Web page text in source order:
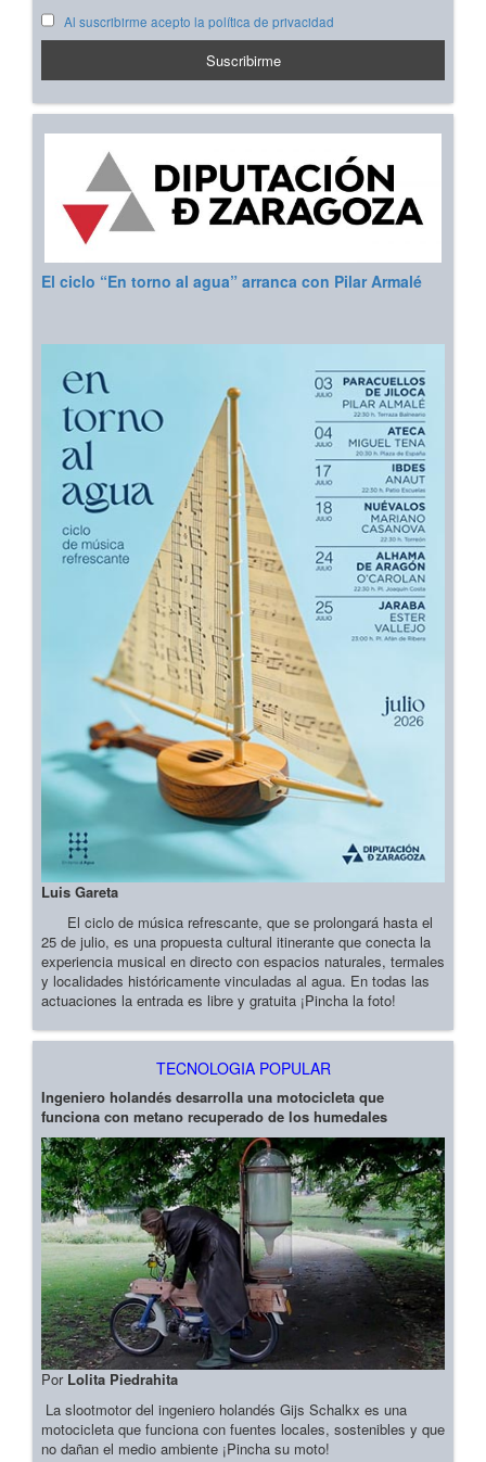
Al suscribirme acepto la política de privacidad
El ciclo “En torno al agua” arranca con Pilar Armalé
Luis Gareta
El ciclo de música refrescante, que se prolongará hasta el
25 de julio, es una propuesta cultural itinerante que conecta la
experiencia musical en directo con espacios naturales, termales
y localidades históricamente vinculadas al agua. En todas las
actuaciones la entrada es libre y gratuita ¡Pincha la foto!
TECNOLOGIA POPULAR
Ingeniero holandés desarrolla una motocicleta que
funciona con metano recuperado de los humedales
Por Lolita Piedrahita
La slootmotor del ingeniero holandés Gijs Schalkx es una
motocicleta que funciona con fuentes locales, sostenibles y que
no dañan el medio ambiente ¡Pincha su moto!